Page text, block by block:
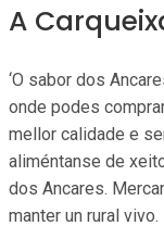
A
‘O sabor dos
onde podes
mellor calidade e
aliméntanse de
dos Ancares.
manter un rural vivo.